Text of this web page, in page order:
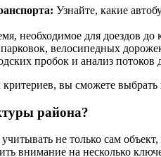
Узнайте, какие
необходимое для доездов до
велосипедных
пробок и анализ
вы сможете
района?
не только сам
внимание на несколько